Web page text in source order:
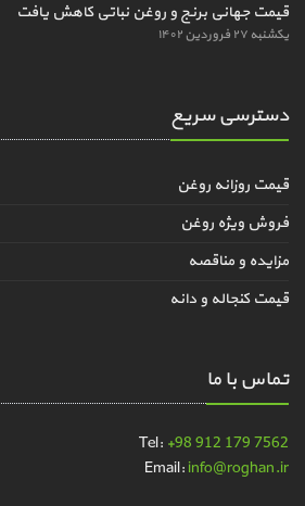
قیمت جهانی برنج و روغن نباتی کاهش یافت
یکشنبه ۲۷ فروردین ۱۴۰۲
دسترسی سریع
قیمت روزانه روغن
فروش ویژه روغن
مزایده و مناقصه
قیمت کنجاله و دانه
تماس با ما
Tel: +98 912 179 7562
Email:info@roghan.ir